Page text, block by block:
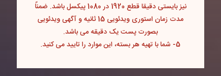
نیز بایستی دقیقا قطع 1920 در 1080 پیکسل باشد. ضمناً
مدت زمان استوری ویدئویی 15 ثانیه و آگهی ویدئویی
بصورت پست یک دقیقه می باشد.
5- شما با تهیه هر بسته، این موارد را تایید می کنید.